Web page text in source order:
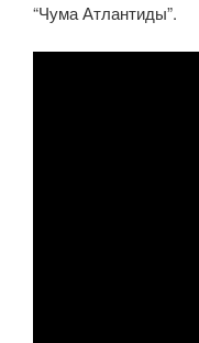
“Чума Атлантиды”.